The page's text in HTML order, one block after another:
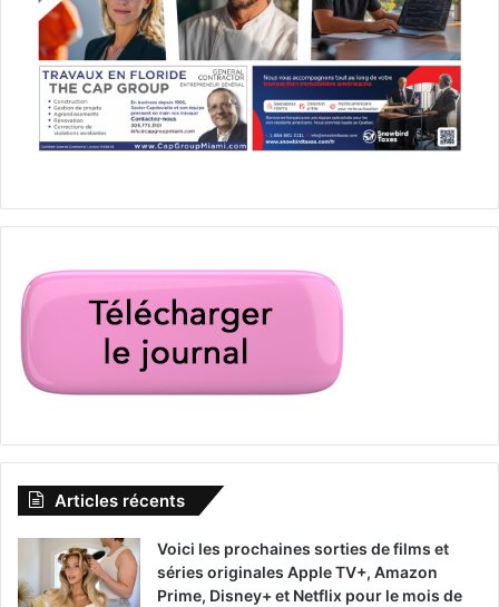
Articles récents
Voici les prochaines sorties de films et
séries originales Apple TV+, Amazon
Prime, Disney+ et Netflix pour le mois de